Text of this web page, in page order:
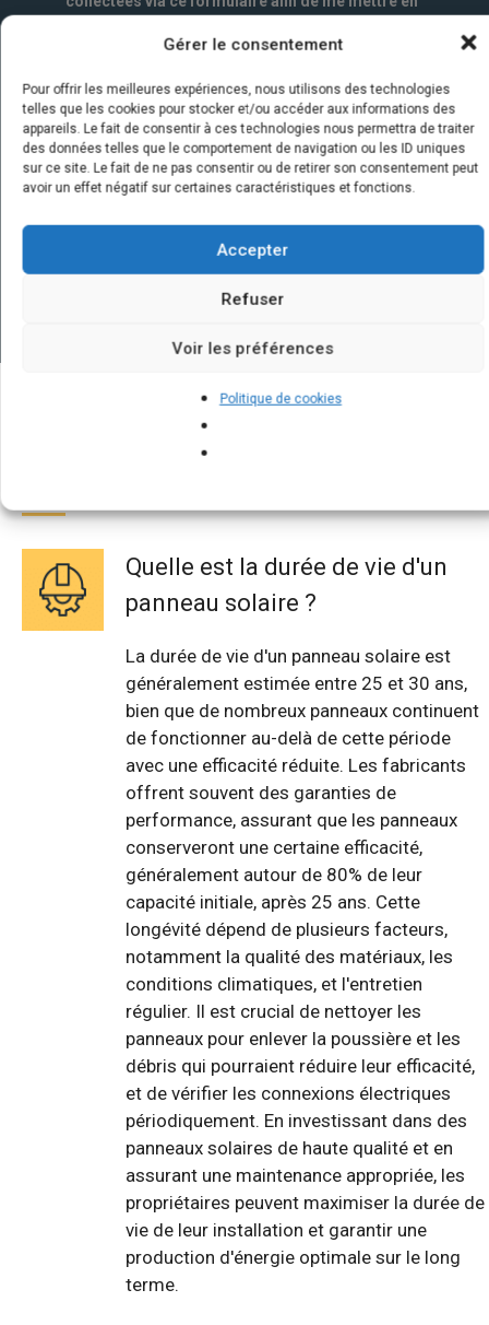
Gérer le consentement
Pour offrir les meilleures expériences, nous utilisons des technologies
telles que les cookies pour stocker et/ou accéder aux informations des
appareils. Le fait de consentir à ces technologies nous permettra de traiter
des données telles que le comportement de navigation ou les ID uniques
sur ce site. Le fait de ne pas consentir ou de retirer son consentement peut
avoir un effet négatif sur certaines caractéristiques et fonctions.
Accepter
Refuser
Voir les préférences
Politique de cookies
un an par la société Marketizi SAS et destinées au
Quelques infos sur nos centrales
Quelle est la durée de vie d'un
panneau solaire ?
La durée de vie d'un panneau solaire est
généralement estimée entre 25 et 30 ans,
bien que de nombreux panneaux continuent
de fonctionner au-delà de cette période
avec une efficacité réduite. Les fabricants
offrent souvent des garanties de
performance, assurant que les panneaux
conserveront une certaine efficacité,
généralement autour de 80% de leur
capacité initiale, après 25 ans. Cette
longévité dépend de plusieurs facteurs,
notamment la qualité des matériaux, les
conditions climatiques, et l'entretien
régulier. Il est crucial de nettoyer les
panneaux pour enlever la poussière et les
débris qui pourraient réduire leur efficacité,
et de vérifier les connexions électriques
périodiquement. En investissant dans des
panneaux solaires de haute qualité et en
assurant une maintenance appropriée, les
propriétaires peuvent maximiser la durée de
vie de leur installation et garantir une
production d'énergie optimale sur le long
terme.